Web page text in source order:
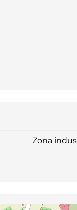
Zona